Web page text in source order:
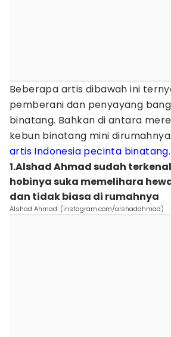
Beberapa artis dibawah ini
pemberani dan penyayang
binatang. Bahkan di antara
kebun binatang mini
artis Indonesia pecinta binatang.
1.Alshad Ahmad sudah
hobinya suka memelihara
dan tidak biasa di rumahnya
Alshad Ahmad. (instagram.com/alshadahmad)